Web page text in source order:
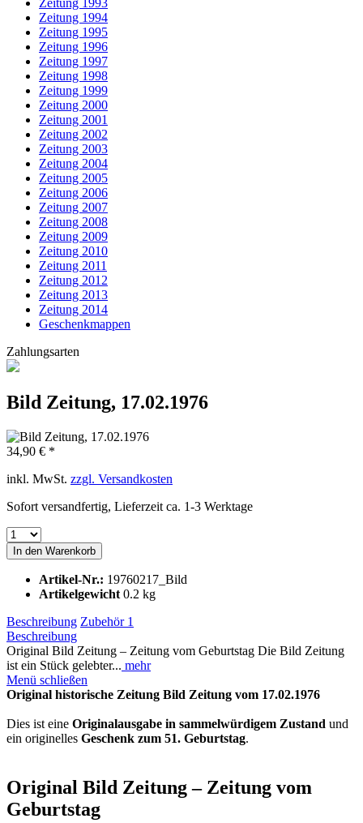
Zeitung 1993
Zeitung 1994
Zeitung 1995
Zeitung 1996
Zeitung 1997
Zeitung 1998
Zeitung 1999
Zeitung 2000
Zeitung 2001
Zeitung 2002
Zeitung 2003
Zeitung 2004
Zeitung 2005
Zeitung 2006
Zeitung 2007
Zeitung 2008
Zeitung 2009
Zeitung 2010
Zeitung 2011
Zeitung 2012
Zeitung 2013
Zeitung 2014
Geschenkmappen
Zahlungsarten
Bild Zeitung, 17.02.1976
34,90 € *
inkl. MwSt. zzgl. Versandkosten
Sofort versandfertig, Lieferzeit ca. 1-3 Werktage
In den Warenkorb
Artikel-Nr.: 19760217_Bild
Artikelgewicht 0.2 kg
Beschreibung Zubehör 1
Beschreibung
Original Bild Zeitung – Zeitung vom Geburtstag Die Bild Zeitung
ist ein Stück gelebter... mehr
Menü schließen
Original historische Zeitung Bild Zeitung vom 17.02.1976
Dies ist eine Originalausgabe in sammelwürdigem Zustand und
ein originelles Geschenk zum 51. Geburtstag.
Original Bild Zeitung – Zeitung vom
Geburtstag